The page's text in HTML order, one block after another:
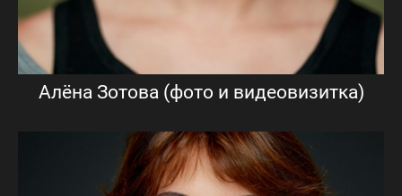
Алёна Зотова (фото и видеовизитка)